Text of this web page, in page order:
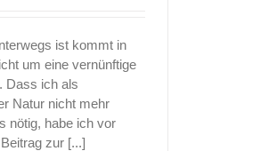
ist kommt in
um eine vernünftige
Dass ich als
Natur nicht mehr
nötig, habe ich vor
zur [...]